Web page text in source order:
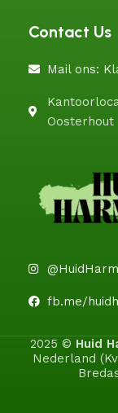
Contact Us
Mail ons:
Oosterhout
fb.me/
2025 © Huid
Nederland